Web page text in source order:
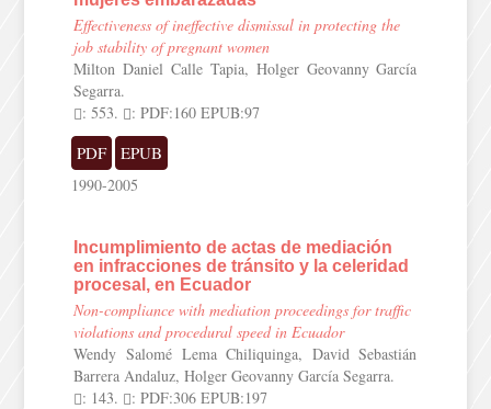
Effectiveness of ineffective dismissal in protecting the
job stability of pregnant women
Milton Daniel Calle Tapia, Holger Geovanny García
Segarra.
: 553.
: PDF:160 EPUB:97
PDF EPUB
1990-2005
Incumplimiento de actas de mediación
en infracciones de tránsito y la celeridad
procesal, en Ecuador
Non-compliance with mediation proceedings for traffic
violations and procedural speed in Ecuador
Wendy Salomé Lema Chiliquinga, David Sebastián
Barrera Andaluz, Holger Geovanny García Segarra.
: 143.
: PDF:306 EPUB:197